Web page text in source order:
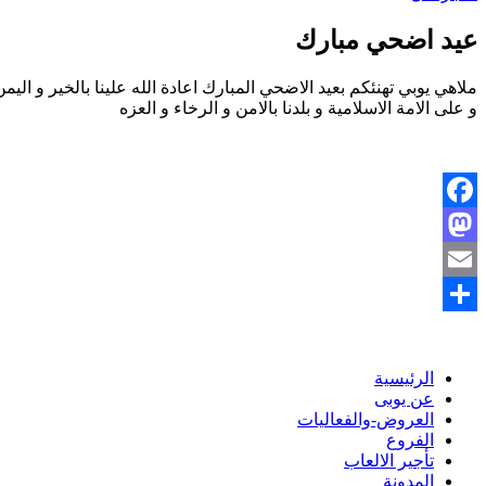
عيد اضحي مبارك
ملاهي يوبي تهنئكم بعيد الاضحي المبارك اعادة الله علينا بالخير و
و على الامة الاسلامية و بلدنا بالامن و الرخاء و العزه
Facebook
Mastodon
Email
الرئيسية
عن يوبى
العروض-والفعاليات
الفروع
تأجير الالعاب
المدونة